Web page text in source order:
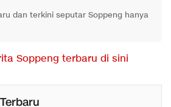
dan terkini seputar Soppeng hanya
Soppeng terbaru di sini